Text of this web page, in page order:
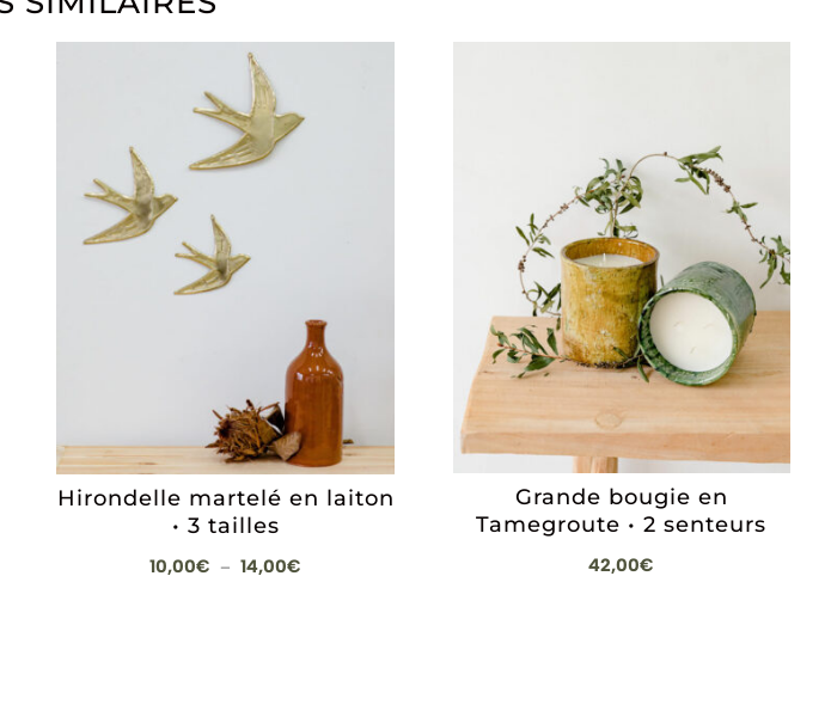
Hirondelle martelé en laiton
• 3 tailles
10,00€ – 14,00€
Grande bougie en
Tamegroute • 2 senteurs
42,00€